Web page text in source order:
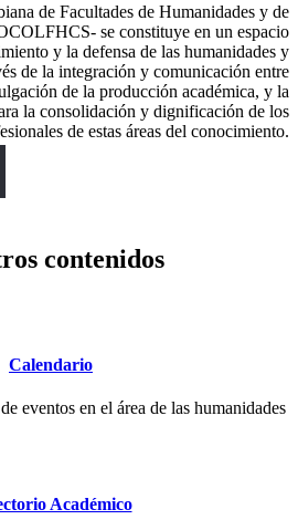
de Facultades de Humanidades y de
se constituye en un espacio
y la defensa de las humanidades y
de la integración y comunicación entre
de la producción académica, y la
la consolidación y dignificación de los
de estas áreas del conocimiento.
contenidos
Calendario
eventos en el área de las humanidades
Académico